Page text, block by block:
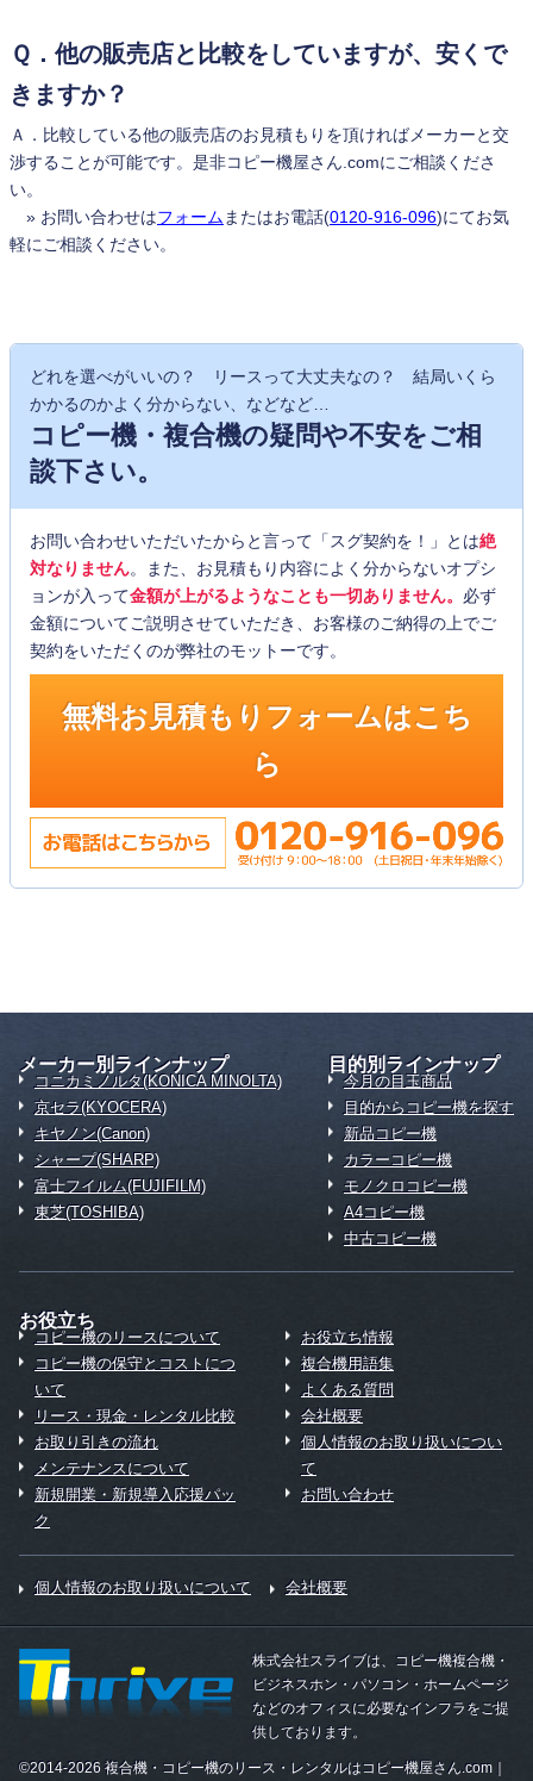
Ｑ．他の販売店と比較をしていますが、安くで
きますか？
Ａ．比較している他の販売店のお見積もりを頂ければメーカーと交
渉することが可能です。是非コピー機屋さん.comにご相談くださ
い。
» お問い合わせはフォーム またはお電話(0120-916-096)にてお気
軽にご相談ください。
どれを選べがいいの？ リースって大丈夫なの？ 結局いくら
かかるのかよく分からない、などなど…
コピー機・複合機の疑問や不安をご相
談下さい。
お問い合わせいただいたからと言って「スグ契約を！」とは絶
対なりません。また、お見積もり内容によく分からないオプシ
ョンが入って金額が上がるようなことも一切ありません。 必ず
金額についてご説明させていただき、お客様のご納得の上でご
契約をいただくのが弊社のモットーです。
無料お見積もりフォームはこち
ら
メーカー別ラインナップ
コニカミノルタ(KONICA MINOLTA)
京セラ(KYOCERA)
キヤノン(Canon)
シャープ(SHARP)
富士フイルム(FUJIFILM)
東芝(TOSHIBA)
目的別ラインナップ
今月の目玉商品
目的からコピー機を探す
新品コピー機
カラーコピー機
モノクロコピー機
A4コピー機
中古コピー機
お役立ち
コピー機のリースについて
コピー機の保守とコストにつ
いて
リース・現金・レンタル比較
お取り引きの流れ
メンテナンスについて
新規開業・新規導入応援パッ
ク
お役立ち情報
複合機用語集
よくある質問
会社概要
個人情報のお取り扱いについ
て
お問い合わせ
個人情報のお取り扱いについて 会社概要
株式会社スライブは、コピー機複合機・
ビジネスホン・パソコン・ホームページ
などのオフィスに必要なインフラをご提
供しております。
©2014-2026 複合機・コピー機のリース・レンタルはコピー機屋さん.com｜